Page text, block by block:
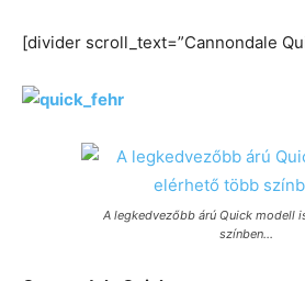
[divider scroll_text=”Cannondale
A legkedvezőbb árú Quick modell
színben…